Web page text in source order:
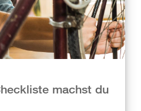
machst du